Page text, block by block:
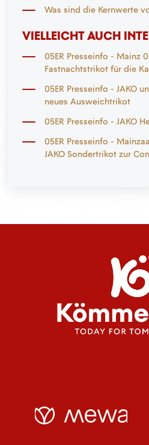
Was sind die Kernwerte
VIELLEICHT AUCH
05ER Presseinfo - Mainz
Fastnachtstrikot für die
05ER Presseinfo - JAKO
neues Ausweichtrikot
05ER Presseinfo - JAKO
05ER Presseinfo -
JAKO Sondertrikot zur